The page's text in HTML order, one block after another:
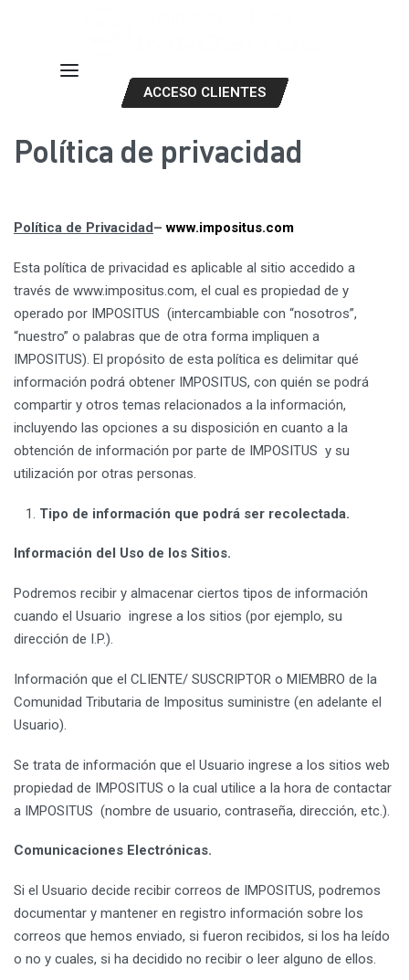
ACCESO CLIENTES
Política de privacidad
Política de Privacidad–www.impositus.com
Esta política de privacidad es aplicable al sitio accedido a
través de www.impositus.com, el cual es propiedad de y
operado por IMPOSITUS (intercambiable con “nosotros”,
“nuestro” o palabras que de otra forma impliquen a
IMPOSITUS). El propósito de esta política es delimitar qué
información podrá obtener IMPOSITUS, con quién se podrá
compartir y otros temas relacionados a la información,
incluyendo las opciones a su disposición en cuanto a la
obtención de información por parte de IMPOSITUS y su
utilización por otras personas.
Tipo de información que podrá ser recolectada.
Información del Uso de los Sitios.
Podremos recibir y almacenar ciertos tipos de información
cuando el Usuario ingrese a los sitios (por ejemplo, su
dirección de I.P.).
Información que el CLIENTE/ SUSCRIPTOR o MIEMBRO de la
Comunidad Tributaria de Impositus suministre (en adelante el
Usuario).
Se trata de información que el Usuario ingrese a los sitios web
propiedad de IMPOSITUS o la cual utilice a la hora de contactar
a IMPOSITUS (nombre de usuario, contraseña, dirección, etc.).
Comunicaciones Electrónicas.
Si el Usuario decide recibir correos de IMPOSITUS, podremos
documentar y mantener en registro información sobre los
correos que hemos enviado, si fueron recibidos, si los ha leído
o no y cuales, si ha decidido no recibir o leer alguno de ellos.